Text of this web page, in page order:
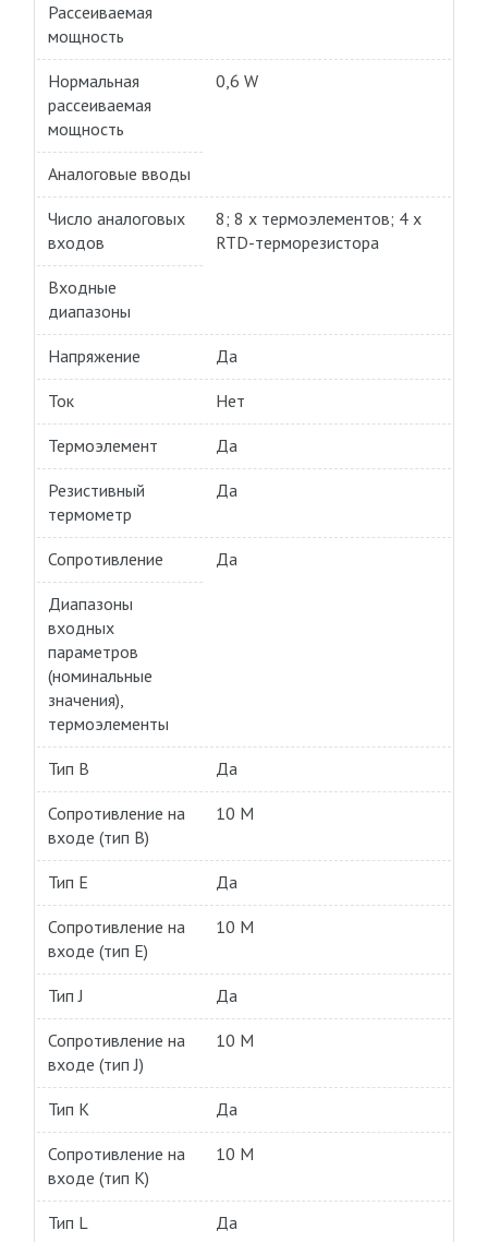
Рассеиваемая
мощность
Нормальная
рассеиваемая
мощность
0,6 W
Аналоговые вводы
Число аналоговых
входов
8; 8 x термоэлементов; 4 x
RTD-терморезистора
Входные
диапазоны
Напряжение Да
Ток Нет
Термоэлемент Да
Резистивный
термометр
Да
Сопротивление Да
Диапазоны
входных
параметров
(номинальные
значения),
термоэлементы
Тип B Да
Сопротивление на
входе (тип B)
10 M
Тип E Да
Сопротивление на
входе (тип E)
10 M
Тип J Да
Сопротивление на
входе (тип J)
10 M
Тип K Да
Сопротивление на
входе (тип K)
10 M
Тип L Да